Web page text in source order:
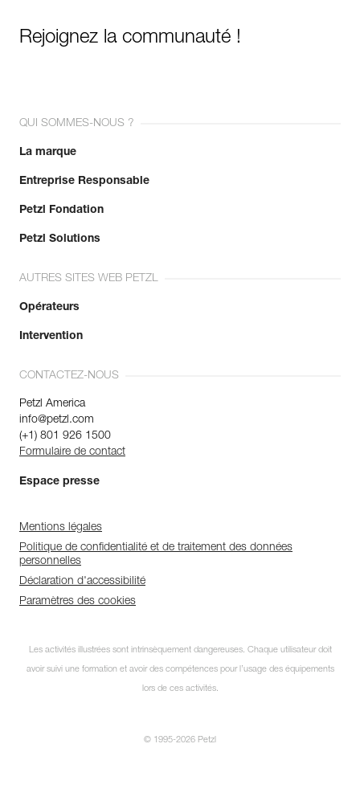
newsletter
et restez connecté à notre
Rejoignez la communauté !
QUI SOMMES-NOUS ?
La marque
Entreprise Responsable
Petzl Fondation
Petzl Solutions
AUTRES SITES WEB PETZL
Opérateurs
Intervention
CONTACTEZ-NOUS
Petzl America
info@petzl.com
(+1) 801 926 1500
Formulaire de contact
Espace presse
Mentions légales
Politique de confidentialité et de traitement des données
personnelles
Déclaration d'accessibilité
Paramètres des cookies
Les activités illustrées sont intrinsèquement dangereuses. Chaque utilisateur doit
avoir suivi une formation et avoir des compétences pour l’usage des équipements
lors de ces activités.
© 1995-2026 Petzl